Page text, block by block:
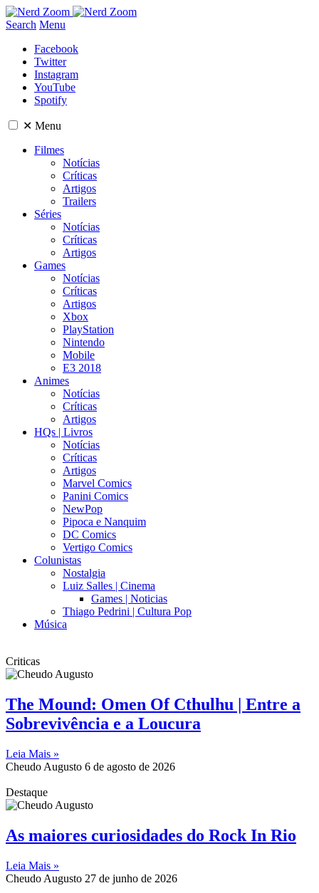
Search Menu
Facebook
Twitter
Instagram
YouTube
Spotify
✕ Menu
Filmes
Notícias
Críticas
Artigos
Trailers
Séries
Notícias
Críticas
Artigos
Games
Notícias
Críticas
Artigos
Xbox
PlayStation
Nintendo
Mobile
E3 2018
Animes
Notícias
Críticas
Artigos
HQs | Livros
Notícias
Críticas
Artigos
Marvel Comics
Panini Comics
NewPop
Pipoca e Nanquim
DC Comics
Vertigo Comics
Colunistas
Nostalgia
Luiz Salles | Cinema
Games | Noticias
Thiago Pedrini | Cultura Pop
Música
Criticas
The Mound: Omen Of Cthulhu | Entre a
Sobrevivência e a Loucura
Leia Mais »
Cheudo Augusto 6 de agosto de 2026
Destaque
As maiores curiosidades do Rock In Rio
Leia Mais »
Cheudo Augusto 27 de junho de 2026